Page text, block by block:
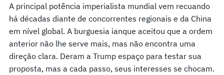
A principal potência imperialista mundial vem recuando
há décadas diante de concorrentes regionais e da China
em nível global. A burguesia ianque aceitou que a ordem
anterior não lhe serve mais, mas não encontra uma
direção clara. Deram a Trump espaço para testar sua
proposta, mas a cada passo, seus interesses se chocam.